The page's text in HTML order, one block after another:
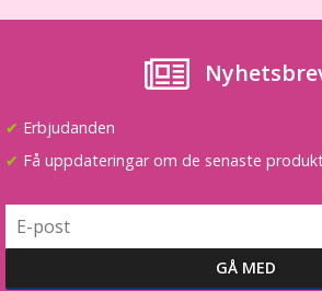
✔ Erbjudanden
✔ Få uppdateringar om de senaste